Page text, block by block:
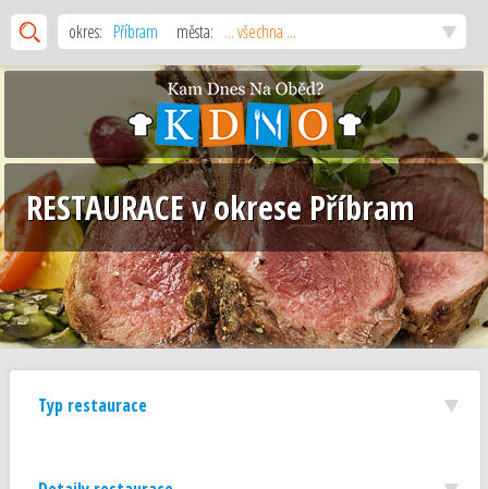
okres: Příbram města: ... všechna ...
RESTAURACE v okrese Příbram
Typ restaurace